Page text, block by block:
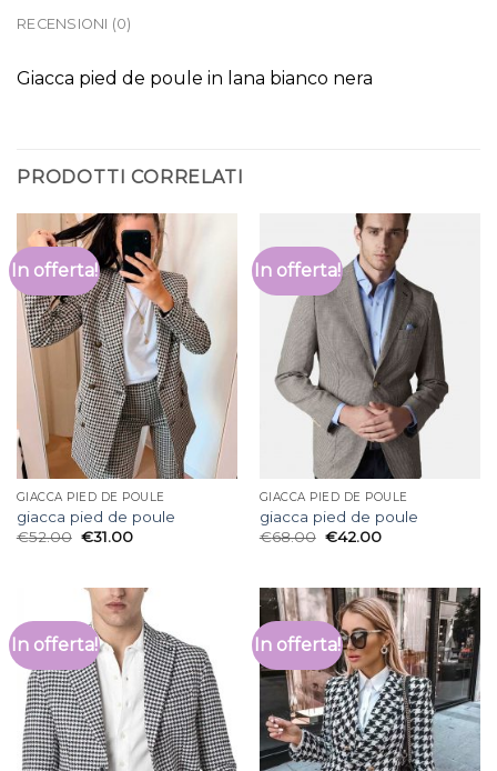
RECENSIONI (0)
Giacca pied de poule in lana bianco nera
PRODOTTI CORRELATI
In offerta!
GIACCA PIED DE POULE
giacca pied de poule
€52.00 €31.00
In offerta!
GIACCA PIED DE POULE
giacca pied de poule
€68.00 €42.00
In offerta! In offerta!